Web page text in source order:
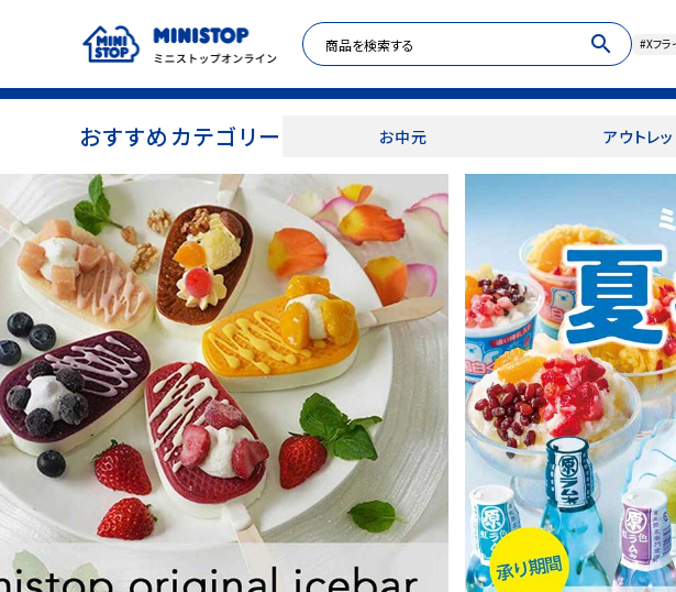
search #Xフラ
おすすめカテゴリー お中元 アウトレッ
ACCOUNT MENU
meeting_room ログイン person 新規登録
セール商品
カテゴリから探す
冷凍食品
スイーツ